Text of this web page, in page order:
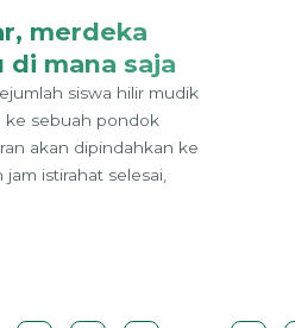
merdeka
di mana saja
siswa hilir mudik
ke sebuah pondok
akan dipindahkan ke
istirahat selesai,